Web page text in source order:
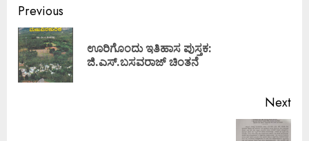
Previous
ಊರಿಗೊಂದು ಇತಿಹಾಸ ಪುಸ್ತಕ:
ಜಿ.ಎಸ್.ಬಸವರಾಜ್ ಚಿಂತನೆ
Next